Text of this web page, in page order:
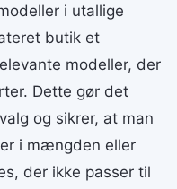
i utallige
butik et
modeller, der
Dette gør det
og sikrer, at man
i mængden eller
der ikke passer til